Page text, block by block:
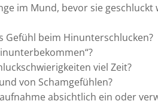
im Mund, bevor sie geschluckt
Gefühl beim Hinunterschlucken?
viel Zeit?
von Schamgefühlen?
absichtlich ein oder